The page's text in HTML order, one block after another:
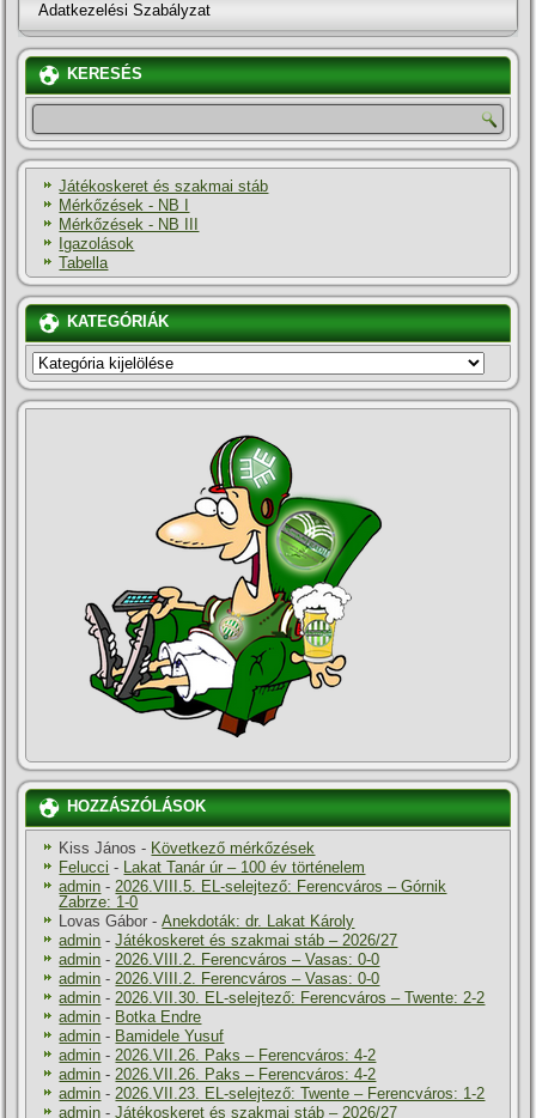
Adatkezelési Szabályzat
KERESÉS
Játékoskeret és szakmai stáb
Mérkőzések - NB I
Mérkőzések - NB III
Igazolások
Tabella
KATEGÓRIÁK
KATEGÓRIÁK
HOZZÁSZÓLÁSOK
Kiss János - Következő mérkőzések
Felucci - Lakat Tanár úr – 100 év történelem
admin -2026.VIII.5. EL-selejtező: Ferencváros – Górnik
Zabrze: 1-0
Lovas Gábor -Anekdoták: dr. Lakat Károly
admin -Játékoskeret és szakmai stáb – 2026/27
admin -2026.VIII.2. Ferencváros – Vasas: 0-0
admin -2026.VIII.2. Ferencváros – Vasas: 0-0
admin -2026.VII.30. EL-selejtező: Ferencváros – Twente: 2-2
admin - Botka Endre
admin - Bamidele Yusuf
admin -2026.VII.26. Paks – Ferencváros: 4-2
admin -2026.VII.26. Paks – Ferencváros: 4-2
admin -2026.VII.23. EL-selejtező: Twente – Ferencváros: 1-2
admin -Játékoskeret és szakmai stáb – 2026/27